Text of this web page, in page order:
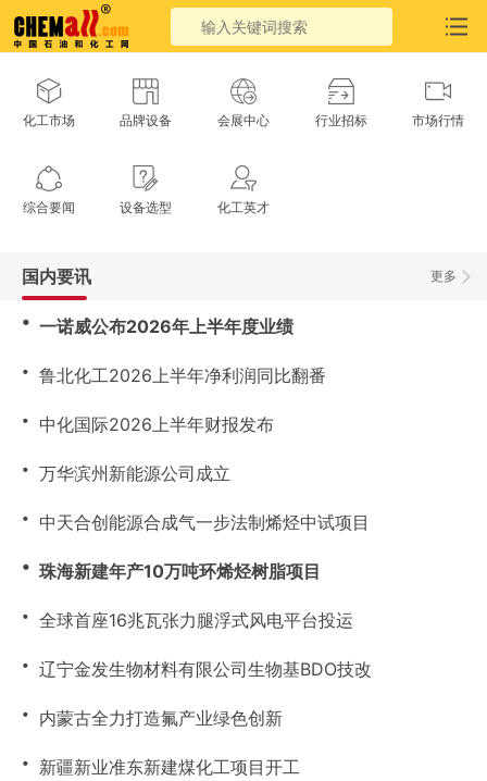
化工市场 品牌设备 会展中心 行业招标 市场行情
综合要闻 设备选型 化工英才
更多
国内要讯
・ 一诺威公布2026年上半年度业绩
・ 鲁北化工2026上半年净利润同比翻番
・ 中化国际2026上半年财报发布
・ 万华滨州新能源公司成立
・ 中天合创能源合成气一步法制烯烃中试项目
・ 珠海新建年产10万吨环烯烃树脂项目
・ 全球首座16兆瓦张力腿浮式风电平台投运
・ 辽宁金发生物材料有限公司生物基BDO技改
・ 内蒙古全力打造氟产业绿色创新
・ 新疆新业准东新建煤化工项目开工